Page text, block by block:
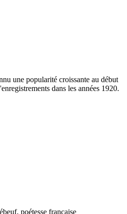
une popularité croissante au début
dans les années 1920.
poétesse française